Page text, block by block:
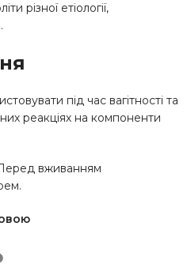
різної етіології,
під час вагітності та
реакціях на компоненти
вживанням